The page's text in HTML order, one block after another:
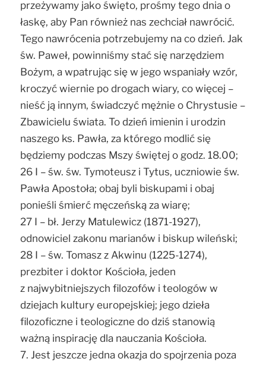
przeżywamy jako święto, prośmy tego dnia o
łaskę, aby Pan również nas zechciał nawrócić.
Tego nawrócenia potrzebujemy na co dzień. Jak
św. Paweł, powinniśmy stać się narzędziem
Bożym, a wpatrując się w jego wspaniały wzór,
kroczyć wiernie po drogach wiary, co więcej –
nieść ją innym, świadczyć mężnie o Chrystusie –
Zbawicielu świata. To dzień imienin i urodzin
naszego ks. Pawła, za którego modlić się
będziemy podczas Mszy świętej o godz. 18.00;
26 I – św. św. Tymoteusz i Tytus, uczniowie św.
Pawła Apostoła; obaj byli biskupami i obaj
ponieśli śmierć męczeńską za wiarę;
27 I – bł. Jerzy Matulewicz (1871-1927),
odnowiciel zakonu marianów i biskup wileński;
28 I – św. Tomasz z Akwinu (1225-1274),
prezbiter i doktor Kościoła, jeden
z najwybitniejszych filozofów i teologów w
dziejach kultury europejskiej; jego dzieła
filozoficzne i teologiczne do dziś stanowią
ważną inspirację dla nauczania Kościoła.
7. Jest jeszcze jedna okazja do spojrzenia poza